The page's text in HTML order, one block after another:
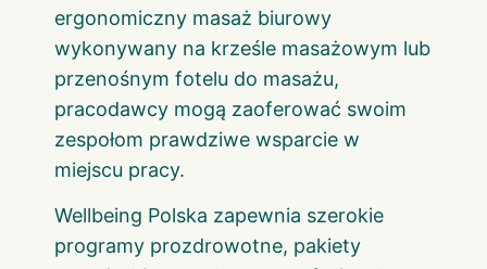
ergonomiczny masaż biurowy
wykonywany na krześle masażowym lub
przenośnym fotelu do masażu,
pracodawcy mogą zaoferować swoim
zespołom prawdziwe wsparcie w
miejscu pracy.
Wellbeing Polska zapewnia szerokie
programy prozdrowotne, pakiety